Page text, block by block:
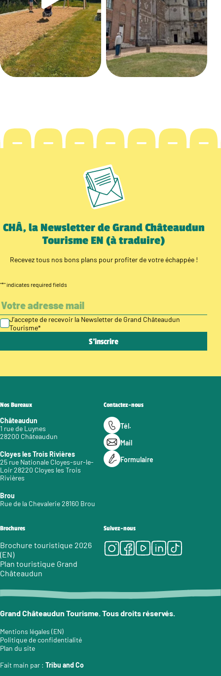
CHÂ, la Newsletter de Grand Châteaudun
Tourisme EN (à traduire)
Recevez tous nos bons plans pour profiter de votre échappée !
"*" indicates required fields
J’accepte de recevoir la Newsletter de Grand Châteaudun
Tourisme*
Nos Bureaux
Châteaudun
1 rue de Luynes
28200 Châteaudun
Cloyes les Trois Rivières
25 rue Nationale Cloyes-sur-le-
Loir 28220 Cloyes les Trois
Rivières
Brou
Rue de la Chevalerie 28160 Brou
Contactez-nous
Tél.
Mail
Formulaire
Brochures
Brochure touristique 2026
(EN)
Plan touristique Grand
Châteaudun
Suivez-nous
Instagram
Facebook
Youtube
LinkedIn
Tiktok
Grand Châteaudun Tourisme. Tous droits réservés.
Mentions légales (EN)
Politique de confidentialité
Plan du site
Fait main par : Tribu and Co